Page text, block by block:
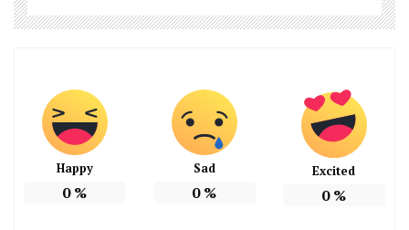
Happy
0%
Sad
0%
Excited
0%